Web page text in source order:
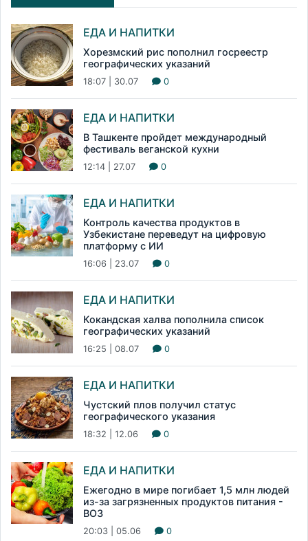
ЕДА И НАПИТКИ
Хорезмский рис пополнил госреестр
географических указаний
18:07 | 30.07 0
ЕДА И НАПИТКИ
В Ташкенте пройдет международный
фестиваль веганской кухни
12:14 | 27.07 0
ЕДА И НАПИТКИ
Контроль качества продуктов в
Узбекистане переведут на цифровую
платформу с ИИ
16:06 | 23.07 0
ЕДА И НАПИТКИ
Кокандская халва пополнила список
географических указаний
16:25 | 08.07 0
ЕДА И НАПИТКИ
Чустский плов получил статус
географического указания
18:32 | 12.06 0
ЕДА И НАПИТКИ
Ежегодно в мире погибает 1,5 млн людей
из-за загрязненных продуктов питания -
ВОЗ
20:03 | 05.06 0